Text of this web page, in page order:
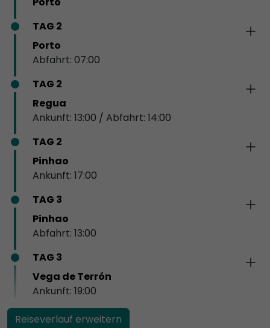
TAG 2
Porto
Abfahrt: 07:00
TAG 2
Regua
Ankunft: 13:00 / Abfahrt: 14:00
TAG 2
Pinhao
Ankunft: 17:00
TAG 3
Pinhao
Abfahrt: 13:00
TAG 3
Vega de Terrón
Ankunft: 19:00
Reiseverlauf erweitern